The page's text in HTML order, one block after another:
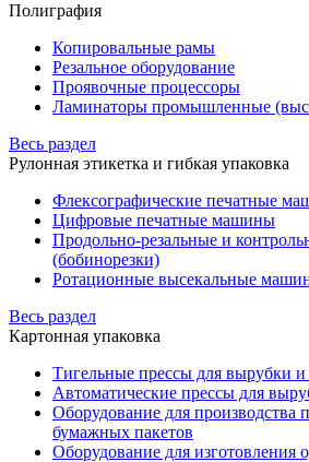
Полиграфия
Копировальные рамы
Резальное оборудование
Проявочные процессоры
Ламинаторы промышленные
Весь раздел
Рулонная этикетка и гибкая упаковка
Флексографические печатные
Цифровые печатные машины
Продольно-резальные и
(бобинорезки)
Ротационные высекальные
Весь раздел
Картонная упаковка
Тигельные прессы для вырубки и
Автоматические прессы для
Оборудование для производства
бумажных пакетов
Оборудование для изготовления